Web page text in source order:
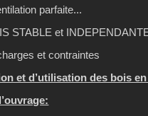
parfaite...
STABLE et
et contraintes
et d’utilisation des bois